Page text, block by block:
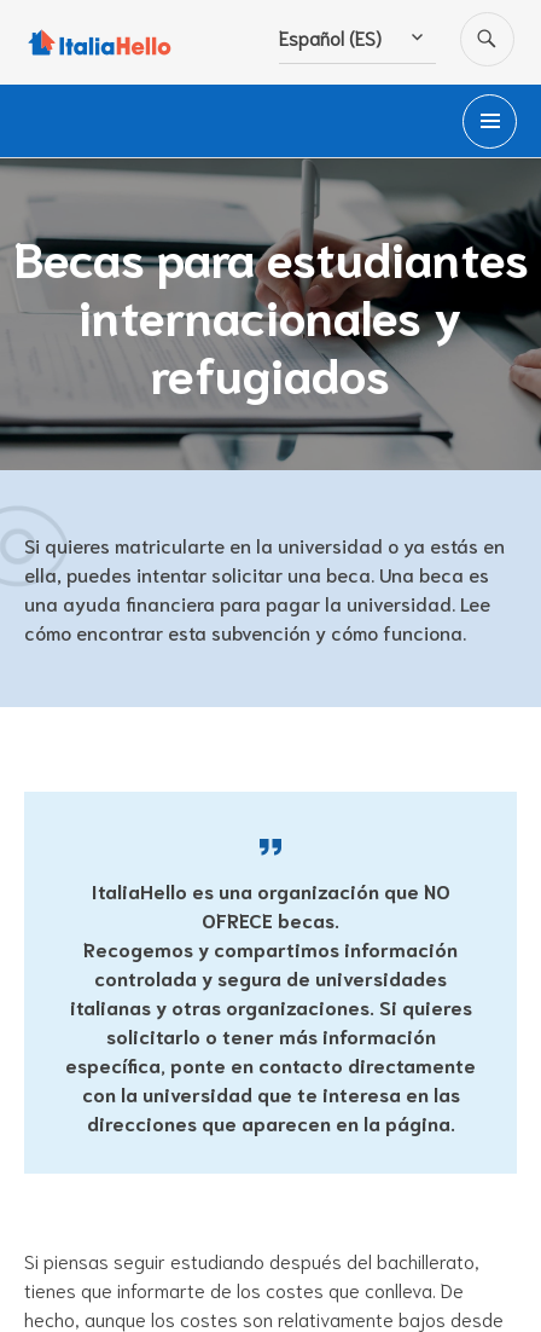
Español (ES)
Becas para estudiantes
internacionales y
refugiados
Si quieres matricularte en la universidad o ya estás en
ella, puedes intentar solicitar una beca. Una beca es
una ayuda financiera para pagar la universidad. Lee
cómo encontrar esta subvención y cómo funciona.
ItaliaHello es una organización que NO
OFRECE becas.
Recogemos y compartimos información
controlada y segura de universidades
italianas y otras organizaciones. Si quieres
solicitarlo o tener más información
específica, ponte en contacto directamente
con la universidad que te interesa en las
direcciones que aparecen en la página.
Si piensas seguir estudiando después del bachillerato,
tienes que informarte de los costes que conlleva. De
hecho, aunque los costes son relativamente bajos desde